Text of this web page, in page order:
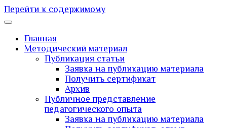
Перейти к содержимому
Главная
Методический материал
Публикация статьи
Заявка на публикацию материала
Получить сертификат
Архив
Публичное представление
педагогического опыта
Заявка на публикацию материала